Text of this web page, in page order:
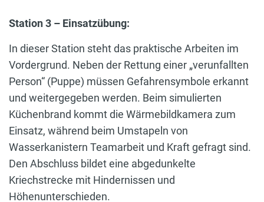
Station 3 – Einsatzübung:
In dieser Station steht das praktische Arbeiten im
Vordergrund. Neben der Rettung einer „verunfallten
Person“ (Puppe) müssen Gefahrensymbole erkannt
und weitergegeben werden. Beim simulierten
Küchenbrand kommt die Wärmebildkamera zum
Einsatz, während beim Umstapeln von
Wasserkanistern Teamarbeit und Kraft gefragt sind.
Den Abschluss bildet eine abgedunkelte
Kriechstrecke mit Hindernissen und
Höhenunterschieden.